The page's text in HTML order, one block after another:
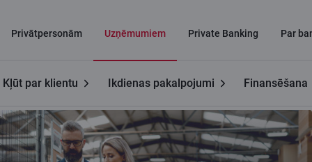
Privātpersonām Uzņēmumiem Private Banking Par
Kļūt par klientu Ikdienas pakalpojumi Finansēšana